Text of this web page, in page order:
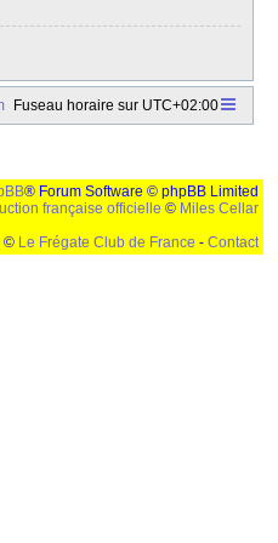
Fuseau horaire sur UTC+02:00
® Forum Software © phpBB Limited
française officielle © Miles Cellar
© Le Frégate Club de France - Contact